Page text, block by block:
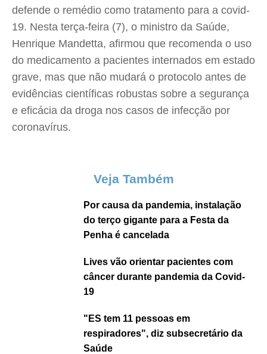
defende o remédio como tratamento para a covid-
19. Nesta terça-feira (7), o ministro da Saúde,
Henrique Mandetta, afirmou que recomenda o uso
do medicamento a pacientes internados em estado
grave, mas que não mudará o protocolo antes de
evidências científicas robustas sobre a segurança
e eficácia da droga nos casos de infecção por
coronavírus.
Veja Também
Por causa da pandemia, instalação
do terço gigante para a Festa da
Penha é cancelada
Lives vão orientar pacientes com
câncer durante pandemia da Covid-
19
"ES tem 11 pessoas em
respiradores", diz subsecretário da
Saúde